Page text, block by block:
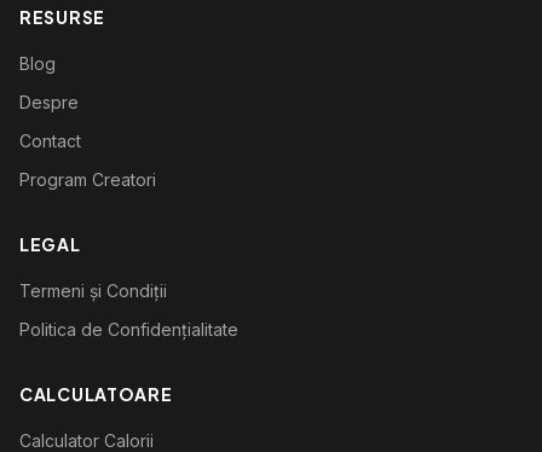
RESURSE
Blog
Despre
Contact
Program Creatori
LEGAL
Termeni și Condiții
Politica de Confidențialitate
CALCULATOARE
Calculator Calorii